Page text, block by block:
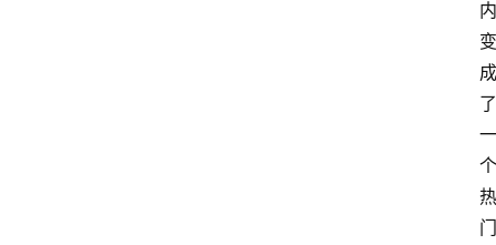
内
变
成
了
一
个
热
门